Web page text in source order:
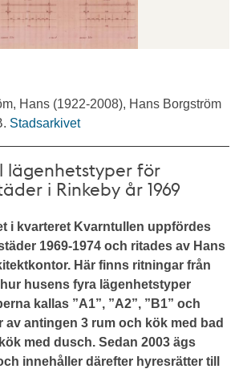
Hans (1922-2008), Hans Borgström
Stadsarkivet
lägenhetstyper för
i Rinkeby år 1969
i kvarteret Kvarntullen uppfördes
1969-1974 och ritades av Hans
Här finns ritningar från
husens fyra lägenhetstyper
kallas ”A1”, ”A2”, ”B1” och
av antingen 3 rum och kök med bad
med dusch. Sedan 2003 ägs
innehåller därefter hyresrätter till